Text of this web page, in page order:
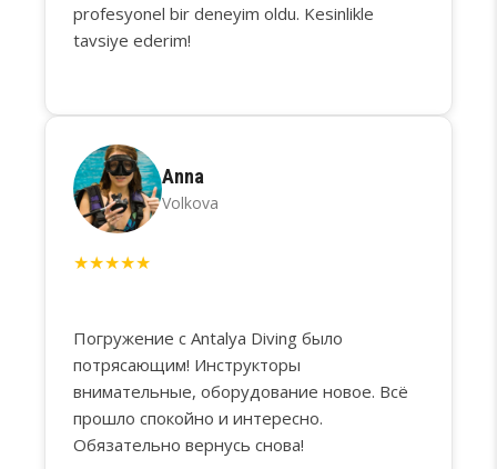
profesyonel bir deneyim oldu. Kesinlikle
tavsiye ederim!
Anna
Volkova
★★★★★
Погружение с Antalya Diving было
потрясающим! Инструкторы
внимательные, оборудование новое. Всё
прошло спокойно и интересно.
Обязательно вернусь снова!